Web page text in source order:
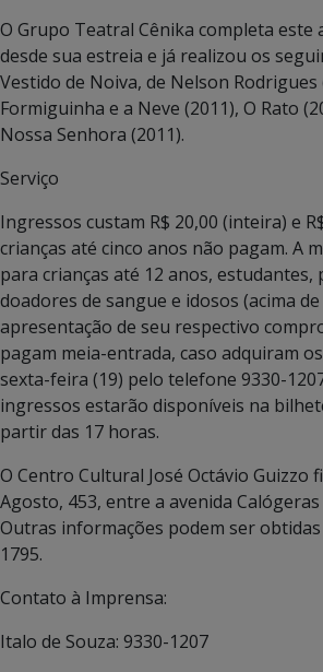
O Grupo Teatral Cênika completa este
desde sua estreia e já realizou os
Vestido de Noiva, de Nelson Rodrigues
Formiguinha e a Neve (2011), O Rato
Nossa Senhora (2011).
Serviço
Ingressos custam R$ 20,00 (inteira) e
crianças até cinco anos não pagam. A
para crianças até 12 anos, estudantes,
doadores de sangue e idosos (acima
apresentação de seu respectivo
pagam meia-entrada, caso adquiram
sexta-feira (19) pelo telefone 9330-
ingressos estarão disponíveis na
partir das 17 horas.
O Centro Cultural José Octávio Guizzo
Agosto, 453, entre a avenida Calógeras
Outras informações podem ser
1795.
Contato à Imprensa:
Italo de Souza: 9330-1207